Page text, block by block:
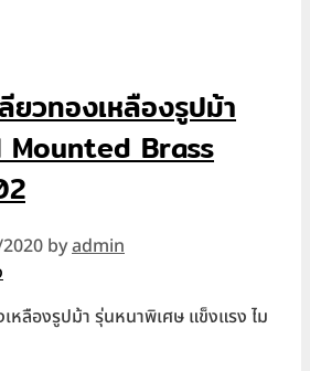
ยวทองเหลืองรูปม้า
Mounted Brass
byadmin
หลืองรูปม้า รุ่นหนาพิเศษ แข็งแรง ไม